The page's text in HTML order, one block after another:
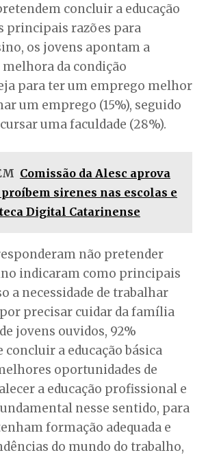
concluir a educação
principais razões para
os jovens apontam a
da condição
para ter um emprego melhor
um emprego (15%), seguido
uma faculdade (28%).
Comissão da Alesc aprova
sirenes nas escolas e
Digital Catarinense
não pretender
indicaram como principais
a necessidade de trabalhar
por precisar cuidar da família
jovens ouvidos, 92%
concluir a educação básica
oportunidades de
a educação profissional e
nesse sentido, para
formação adequada e
do mundo do trabalho,